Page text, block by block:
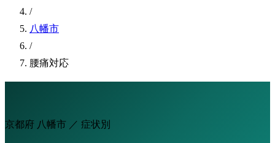
/
八幡市
/
腰痛対応
京都府 八幡市 ／ 症状別